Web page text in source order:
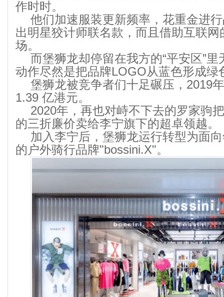
作时时。
他们加速服装更新频率，花重金进
出明星狡计师联名款，而且借助互联
场。
而堡狮龙却停留在我方的“平安区”
动作尽然是把品牌LOGO从蓝色形成绿
堡狮龙被竞争者们十足碾压，2019
1.39 亿港元。
2020年，再也对峙不下去的罗家驹
的三折廉价卖给李宁旗下的超卓领越。
加入李宁后，堡狮龙运行转型为面
的户外骑行品牌"bossini.X"。